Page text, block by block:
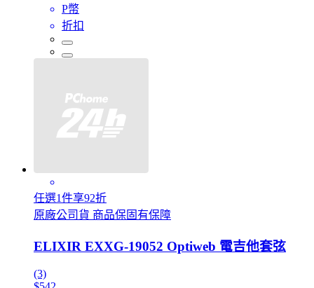
P幣
折扣
任選1件享92折
原廠公司貨 商品保固有保障
ELIXIR EXXG-19052 Optiweb 電吉他套弦
(3)